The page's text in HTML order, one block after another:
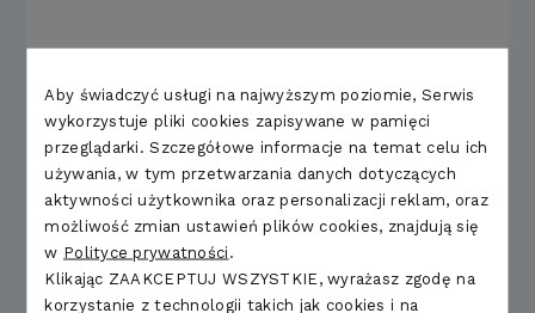
recepcja.bazazabiegowa@subaltyk.pl
tel.+48 94 355 34 68
tel. 519 538 347 Recepcja Bazy
Zabiegowej
Infolinia
Aby świadczyć usługi na najwyższym poziomie, Serwis
wykorzystuje pliki cookies zapisywane w pamięci
przeglądarki. Szczegółowe informacje na temat celu ich
używania, w tym przetwarzania danych dotyczących
aktywności użytkownika oraz personalizacji reklam, oraz
możliwość zmian ustawień plików cookies, znajdują się
w Polityce prywatności .
Klikając ZAAKCEPTUJ WSZYSTKIE, wyrażasz zgodę na
korzystanie z technologii takich jak cookies i na